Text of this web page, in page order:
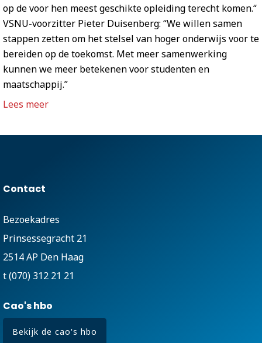
op de voor hen meest geschikte opleiding terecht komen.“
VSNU-voorzitter Pieter Duisenberg: “We willen samen
stappen zetten om het stelsel van hoger onderwijs voor te
bereiden op de toekomst. Met meer samenwerking
kunnen we meer betekenen voor studenten en
maatschappij.”
Lees meer
Contact
Bezoekadres
Prinsessegracht 21
2514 AP Den Haag
t (070) 312 21 21
Cao's hbo
Bekijk de cao's hbo